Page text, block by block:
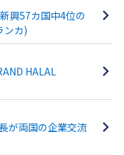
興57カ国中4位の
ンカ)
HALAL
が両国の企業交流